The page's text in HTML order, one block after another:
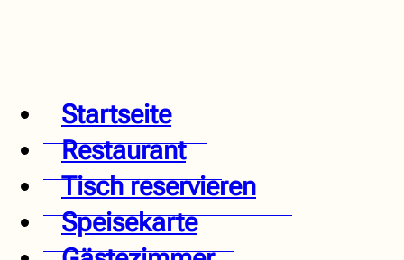
Startseite
Restaurant
Tisch reservieren
Speisekarte